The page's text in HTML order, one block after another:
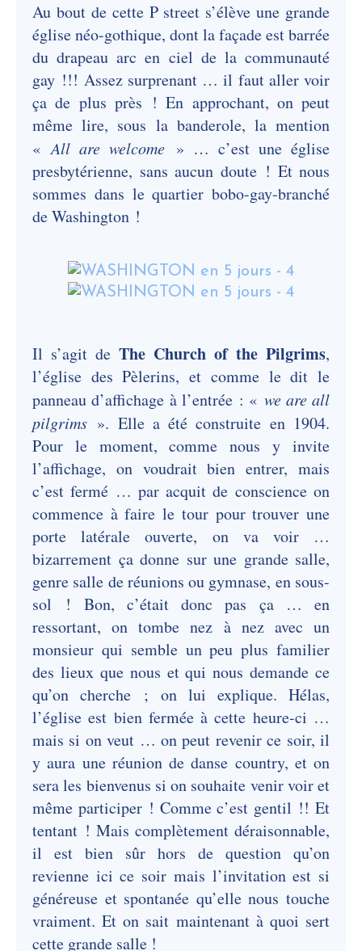
Au bout de cette P street s’élève une grande
église néo-gothique, dont la façade est barrée
du drapeau arc en ciel de la communauté
gay !!! Assez surprenant … il faut aller voir
ça de plus près ! En approchant, on peut
même lire, sous la banderole, la mention
«All are welcome » … c’est une église
presbytérienne, sans aucun doute ! Et nous
sommes dans le quartier bobo-gay-branché
de Washington !
Il s’agit de The Church of the Pilgrims,
l’église des Pèlerins, et comme le dit le
panneau d’affichage à l’entrée : « we are all
pilgrims ». Elle a été construite en 1904.
Pour le moment, comme nous y invite
l’affichage, on voudrait bien entrer, mais
c’est fermé … par acquit de conscience on
commence à faire le tour pour trouver une
porte latérale ouverte, on va voir …
bizarrement ça donne sur une grande salle,
genre salle de réunions ou gymnase, en sous-
sol ! Bon, c’était donc pas ça … en
ressortant, on tombe nez à nez avec un
monsieur qui semble un peu plus familier
des lieux que nous et qui nous demande ce
qu’on cherche ; on lui explique. Hélas,
l’église est bien fermée à cette heure-ci …
mais si on veut … on peut revenir ce soir, il
y aura une réunion de danse country, et on
sera les bienvenus si on souhaite venir voir et
même participer ! Comme c’est gentil !! Et
tentant ! Mais complètement déraisonnable,
il est bien sûr hors de question qu’on
revienne ici ce soir mais l’invitation est si
généreuse et spontanée qu’elle nous touche
vraiment. Et on sait maintenant à quoi sert
cette grande salle !